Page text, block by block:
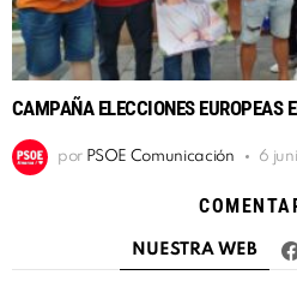
CAMPAÑA ELECCIONES EUROPEAS
por PSOE Comunicación 6
NUESTRA WEB